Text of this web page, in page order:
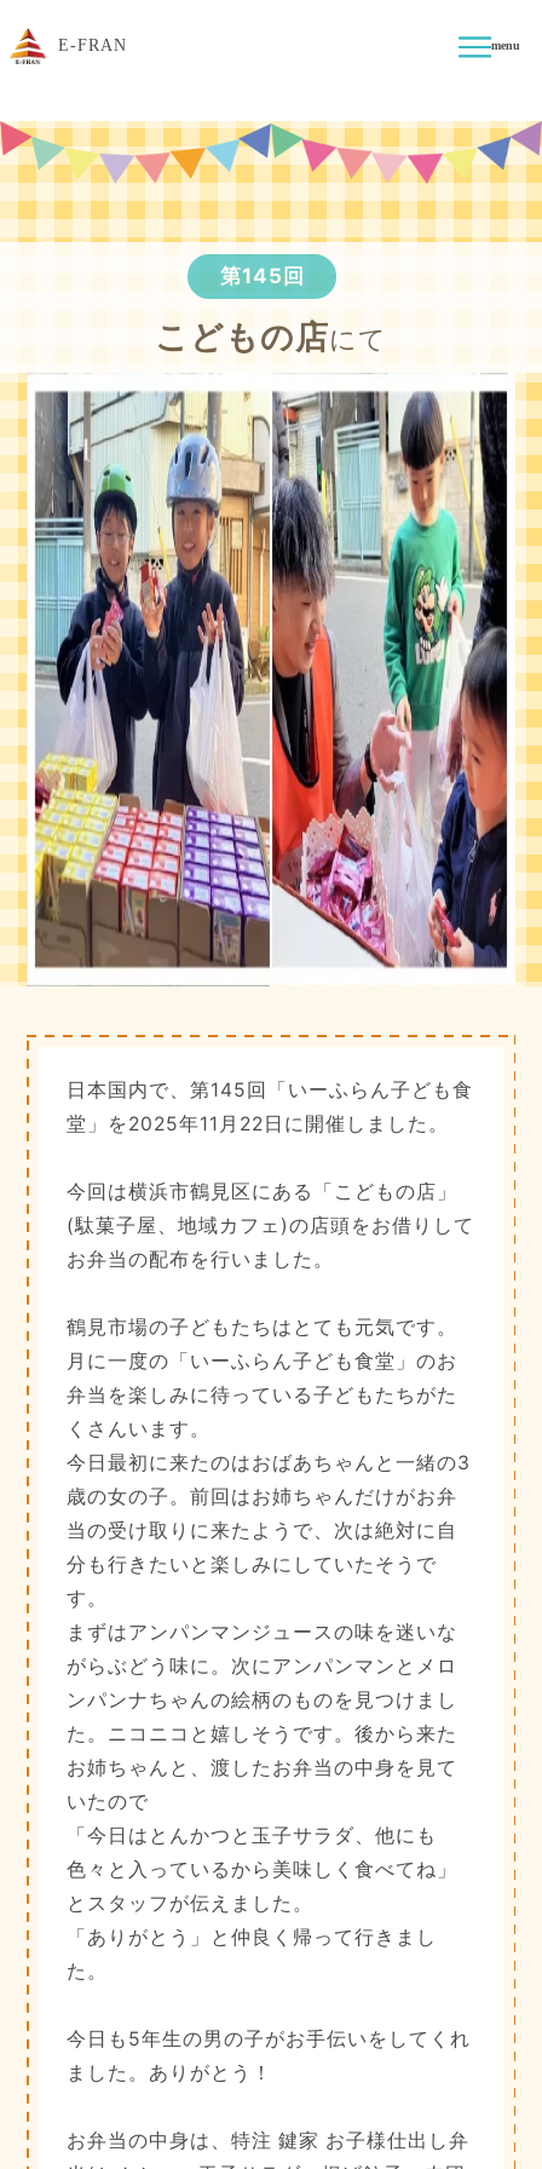
E-FRAN menu
第145回
こどもの店にて
日本国内で、第145回「いーふらん子ども食
堂」を2025年11月22日に開催しました。
今回は横浜市鶴見区にある「こどもの店」
(駄菓子屋、地域カフェ)の店頭をお借りして
お弁当の配布を行いました。
鶴見市場の子どもたちはとても元気です。
月に一度の「いーふらん子ども食堂」のお
弁当を楽しみに待っている子どもたちがた
くさんいます。
今日最初に来たのはおばあちゃんと一緒の3
歳の女の子。前回はお姉ちゃんだけがお弁
当の受け取りに来たようで、次は絶対に自
分も行きたいと楽しみにしていたそうで
す。
まずはアンパンマンジュースの味を迷いな
がらぶどう味に。次にアンパンマンとメロ
ンパンナちゃんの絵柄のものを見つけまし
た。ニコニコと嬉しそうです。後から来た
お姉ちゃんと、渡したお弁当の中身を見て
いたので
「今日はとんかつと玉子サラダ、他にも
色々と入っているから美味しく食べてね」
とスタッフが伝えました。
「ありがとう」と仲良く帰って行きまし
た。
今日も5年生の男の子がお手伝いをしてくれ
ました。ありがとう！
お弁当の中身は、特注 鍵家 お子様仕出し弁